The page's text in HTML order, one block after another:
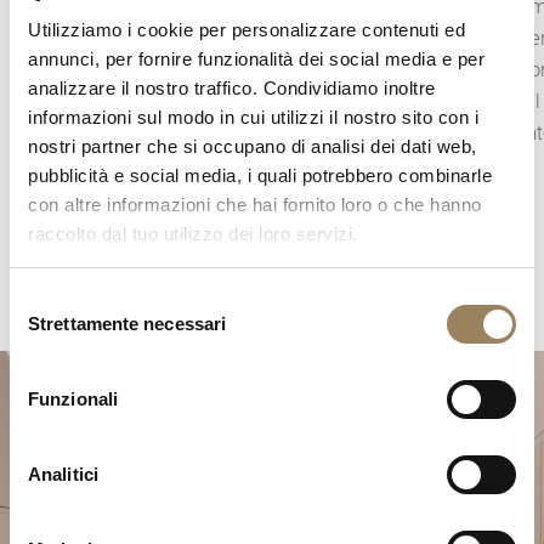
Utilizziamo i cookie per personalizzare contenuti ed
annunci, per fornire funzionalità dei social media e per
analizzare il nostro traffico. Condividiamo inoltre
informazioni sul modo in cui utilizzi il nostro sito con i
nostri partner che si occupano di analisi dei dati web,
pubblicità e social media, i quali potrebbero combinarle
con altre informazioni che hai fornito loro o che hanno
raccolto dal tuo utilizzo dei loro servizi.
del
consenso
Strettamente necessari
Funzionali
Analitici
con precisione lo scorrere del tempo. A seconda
della costruzione del movimento, può assumere
la forma di una lancetta dei secondi centrale
oppure di piccoli secondi decentrati, integrati
nell’architettura del quadrante.
disco.
tanto